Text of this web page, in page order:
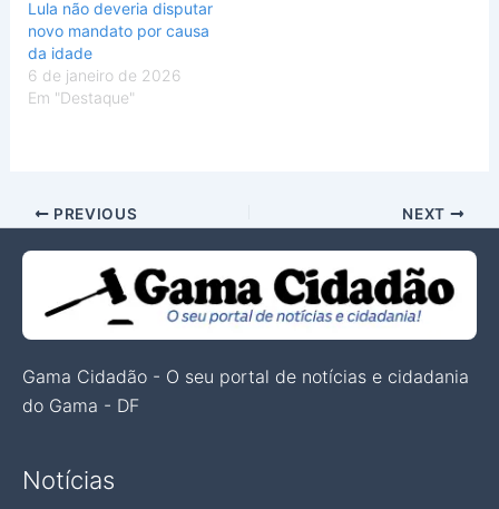
Lula não deveria disputar
novo mandato por causa
da idade
6 de janeiro de 2026
Em "Destaque"
PREVIOUS NEXT
Gama Cidadão - O seu portal de notícias e cidadania
do Gama - DF
Notícias